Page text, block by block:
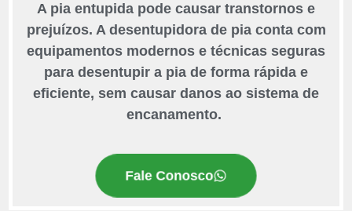
A pia entupida pode causar transtornos e
prejuízos. A desentupidora de pia conta com
equipamentos modernos e técnicas seguras
para desentupir a pia de forma rápida e
eficiente, sem causar danos ao sistema de
encanamento.
Fale Conosco